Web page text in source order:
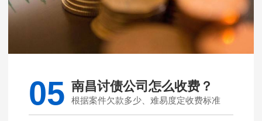
05 南昌讨债公司怎么收费？
根据案件欠款多少、难易度定收费标准